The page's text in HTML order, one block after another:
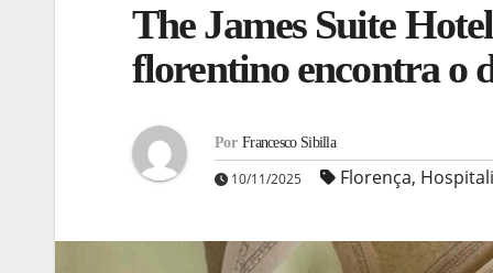
The James Suite
florentino encontra o
Por Francesco Sibilla
10/11/2025 Florença,